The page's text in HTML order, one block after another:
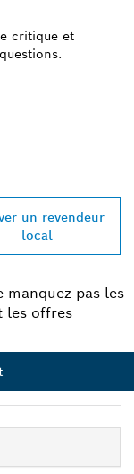
critique et
un revendeur
local
manquez pas les
les offres